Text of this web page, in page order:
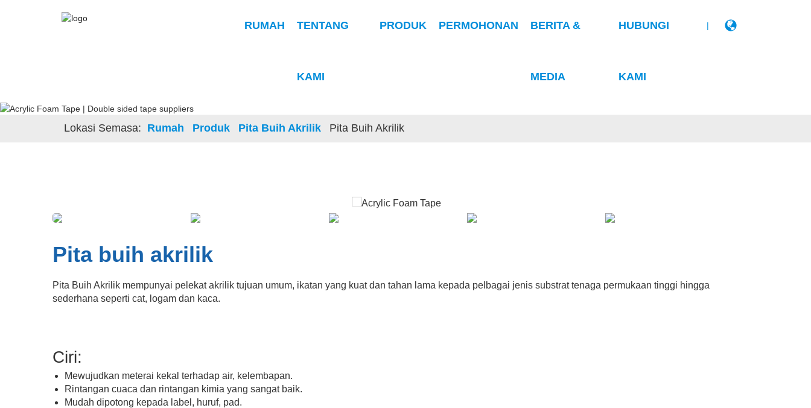
RUMAH TENTANG
KAMI
PRODUK PERMOHONAN BERITA &
MEDIA
HUBUNGI
KAMI
|
Lokasi Semasa: Rumah Produk Pita Buih Akrilik Pita Buih Akrilik
Pita buih akrilik
Pita Buih Akrilik mempunyai pelekat akrilik tujuan umum, ikatan yang kuat dan tahan lama kepada pelbagai jenis substrat tenaga permukaan tinggi hingga
sederhana seperti cat, logam dan kaca.
Ciri:
Mewujudkan meterai kekal terhadap air, kelembapan.
Rintangan cuaca dan rintangan kimia yang sangat baik.
Mudah dipotong kepada label, huruf, pad.